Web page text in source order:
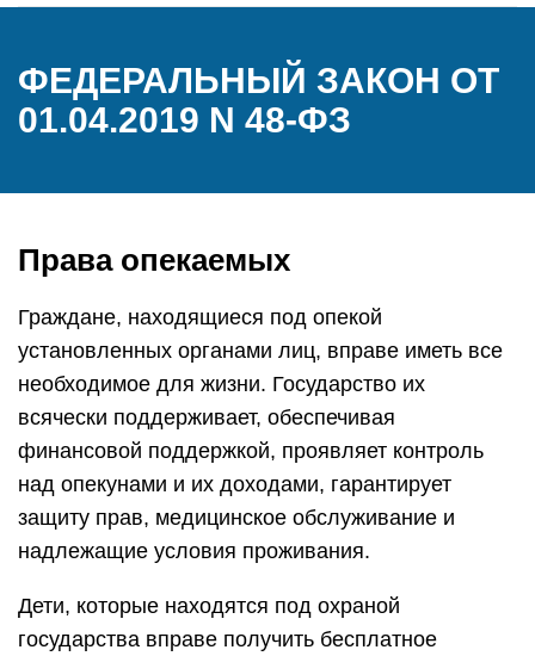
ФЕДЕРАЛЬНЫЙ ЗАКОН ОТ
01.04.2019 N 48-ФЗ
Права опекаемых
Граждане, находящиеся под опекой
установленных органами лиц, вправе иметь все
необходимое для жизни. Государство их
всячески поддерживает, обеспечивая
финансовой поддержкой, проявляет контроль
над опекунами и их доходами, гарантирует
защиту прав, медицинское обслуживание и
надлежащие условия проживания.
Дети, которые находятся под охраной
государства вправе получить бесплатное